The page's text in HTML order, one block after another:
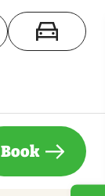
Book